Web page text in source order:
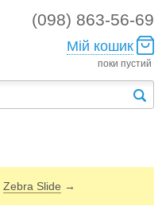
(098) 863-56-69
Мій кошик
поки пустий
Zebra Slide →